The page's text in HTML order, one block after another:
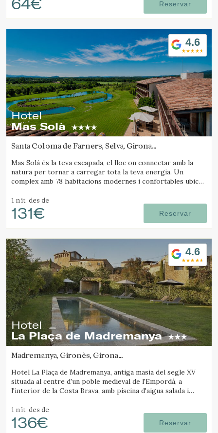
64€ Reservar
4.6
Hotel
Mas Solà
Santa Coloma de Farners, Selva, Girona
Mas Solá és la teva escapada, el lloc on connectar amb la
natura per tornar a carregar tota la teva energia. Un
complex amb 78 habitacions modernes i confortables ubicat
1 nit des de
131€ Reservar
4.6
Hotel
La Plaça de Madremanya
Madremanya, Gironès, Girona
Hotel La Plaça de Madremanya, antiga masia del segle XV
situada al centre d'un poble medieval de l'Empordà, a
l'interior de la Costa Brava, amb piscina d'aigua salada i
1 nit des de
136€ Reservar